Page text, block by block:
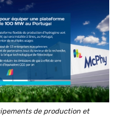
de production et